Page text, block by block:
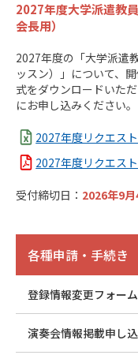
2027年度大学派遣教
会長用）
2027年度の「大学派遣
ッスン）」について、
式をダウンロードいた
にお申し込みください。
2027年度リクエス
2027年度リクエス
受付締切日： 2026年9月
各種申請・手続き
登録情報変更フォーム
演奏会情報掲載申し